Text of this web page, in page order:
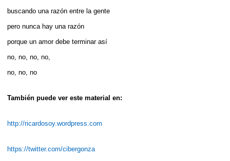
buscando una razón entre la gente
pero nunca hay una razón
porque un amor debe terminar así­
no, no, no, no,
no, no, no
También puede ver este material en:
http://ricardosoy.wordpress.com
https://twitter.com/cibergonza